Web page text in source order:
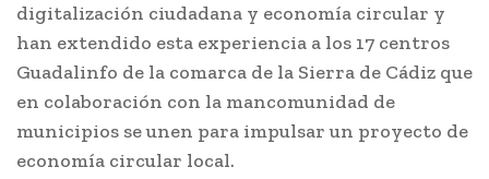
digitalización ciudadana y economía circular y
han extendido esta experiencia a los 17 centros
Guadalinfo de la comarca de la Sierra de Cádiz que
en colaboración con la mancomunidad de
municipios se unen para impulsar un proyecto de
economía circular local.